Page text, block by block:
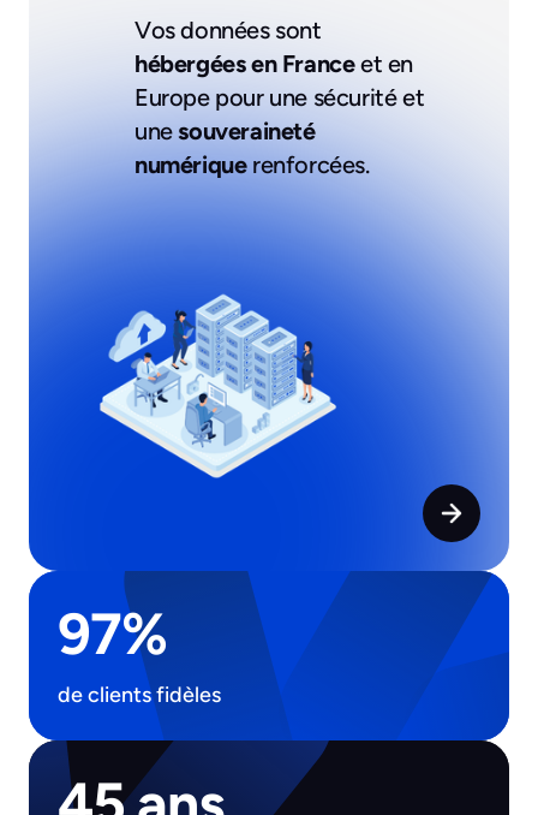
Vos données sont
hébergées en Franceet en
Europe pour une sécurité et
unesouveraineté
numériquerenforcées.
97%
de clients fidèles